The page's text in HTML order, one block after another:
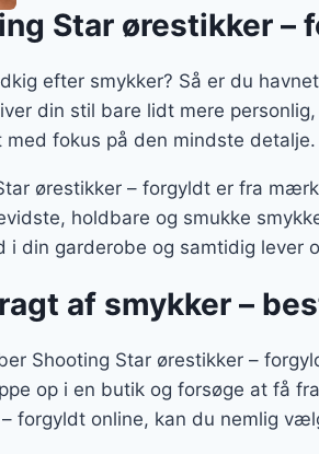
Star ørestikker –
efter smykker? Så er du
din stil bare lidt mere
med fokus på den mindste detalje.
ørestikker – forgyldt er fra
holdbare og smukke
i din garderobe og samtidig lever
af smykker –
Shooting Star ørestikker –
op i en butik og forsøge at få
forgyldt online, kan du nemlig